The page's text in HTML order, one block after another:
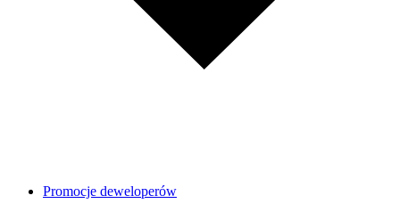
Promocje deweloperów